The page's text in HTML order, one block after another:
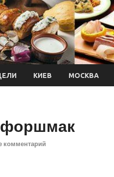
КИЕВ МОСКВА
комментарий